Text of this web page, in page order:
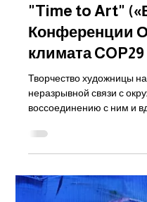
Medina.art
Может ли